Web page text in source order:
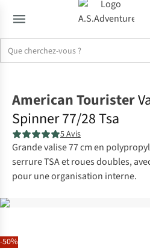
-50%
American Tourister
Spinner 77/28 Tsa
5 Avis
Grande valise 77 cm en
serrure TSA et roues doubles,
pour une organisation interne.